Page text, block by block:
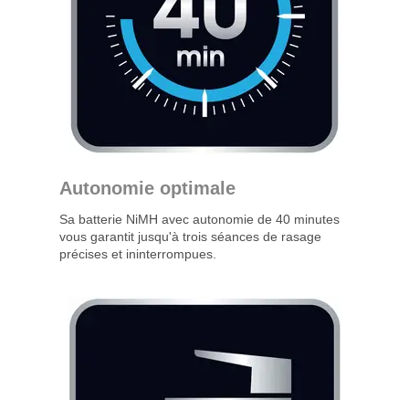
Autonomie optimale
Sa batterie NiMH avec autonomie de 40 minutes
vous garantit jusqu'à trois séances de rasage
précises et ininterrompues.